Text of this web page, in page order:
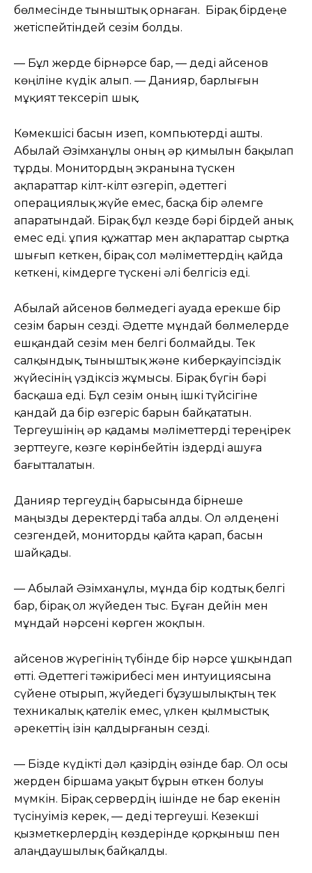
бөлмесінде тыныштық орнаған. Бірақ бірдеңе
жетіспейтіндей сезім болды.
— Бұл жерде бірнәрсе бар, — деді Қайсенов
көңіліне күдік алып. — Данияр, барлығын
мұқият тексеріп шық.
Көмекшісі басын изеп, компьютерді ашты.
Абылай Әзімханұлы оның әр қимылын бақылап
тұрды. Монитордың экранына түскен
ақпараттар кілт-кілт өзгеріп, әдеттегі
операциялық жүйе емес, басқа бір әлемге
апаратындай. Бірақ бұл кезде бәрі бірдей анық
емес еді. Құпия құжаттар мен ақпараттар сыртқа
шығып кеткен, бірақ сол мәліметтердің қайда
кеткені, кімдерге түскені әлі белгісіз еді.
Абылай Қайсенов бөлмедегі ауада ерекше бір
сезім барын сезді. Әдетте мұндай бөлмелерде
ешқандай сезім мен белгі болмайды. Тек
салқындық, тыныштық және киберқауіпсіздік
жүйесінің үздіксіз жұмысы. Бірақ бүгін бәрі
басқаша еді. Бұл сезім оның ішкі түйсігіне
қандай да бір өзгеріс барын байқататын.
Тергеушінің әр қадамы мәліметтерді тереңірек
зерттеуге, көзге көрінбейтін іздерді ашуға
бағытталатын.
Данияр тергеудің барысында бірнеше
маңызды деректерді таба алды. Ол әлдеңені
сезгендей, мониторды қайта қарап, басын
шайқады.
— Абылай Әзімханұлы, мұнда бір кодтық белгі
бар, бірақ ол жүйеден тыс. Бұған дейін мен
мұндай нәрсені көрген жоқпын.
Қайсенов жүрегінің түбінде бір нәрсе ұшқындап
өтті. Әдеттегі тәжірибесі мен интуициясына
сүйене отырып, жүйедегі бұзушылықтың тек
техникалық қателік емес, үлкен қылмыстық
әрекеттің ізін қалдырғанын сезді.
— Бізде күдікті дәл қазірдің өзінде бар. Ол осы
жерден біршама уақыт бұрын өткен болуы
мүмкін. Бірақ сервердің ішінде не бар екенін
түсінуіміз керек, — деді тергеуші. Кезекші
қызметкерлердің көздерінде қорқыныш пен
алаңдаушылық байқалды.